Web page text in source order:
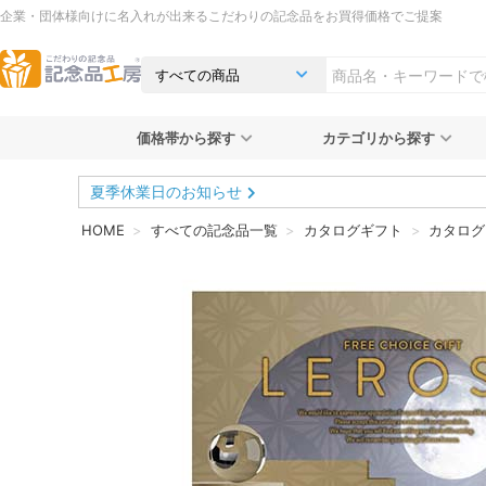
企業・団体様向けに名入れが出来るこだわりの記念品をお買得価格でご提案
価格帯から探す カテゴリから探す
夏季休業日のお知らせ
HOME すべての記念品一覧 カタログギフト カタロ